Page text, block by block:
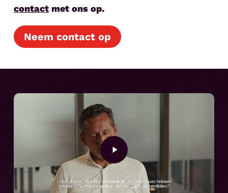
contactmet ons op.
Neem contact op
Play